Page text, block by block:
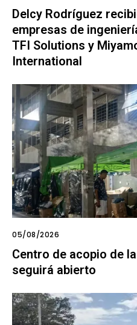
Delcy Rodríguez
empresas de
TFI Solutions y
International
05/08/2026
Centro de acopio de
seguirá abierto